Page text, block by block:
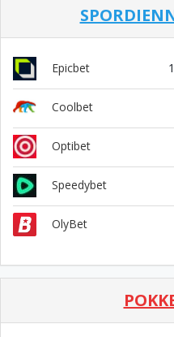
Epicbet
Coolbet
Optibet
Speedybet
OlyBet